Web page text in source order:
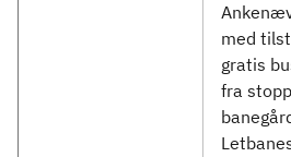
med
gratis
fra